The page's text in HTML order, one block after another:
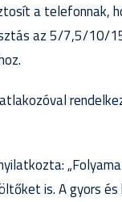
a telefonnak,
az 5/7,5/10/
is. A gyors